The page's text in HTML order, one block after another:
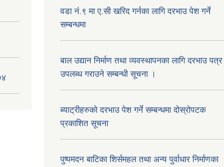
वडा नं.९ मा ए.सी खरिद गर्नका लागि दरभाउ पेश गर्ने
सम्बन्धमा
बाल उद्यान निर्माण तथा व्यवस्थापनका लागि दरभाउ पत्र
उपलब्ध गराउने सम्बन्धी सूचना ।
ब्याट्रीहरुको दरभाउ पेश गर्ने सम्बन्धमा दोस्रोपटक
प्रकाशित सूचना
पुष्पमदन बाटिका शिर्समहल तथा अन्य पुर्वाधार निर्माणका